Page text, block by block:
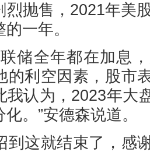
烈抛售，2021年美
一年。
全年都在加息，
的利空因素，股市
我认为，2023年大
。”安德森说道。
这就结束了，感